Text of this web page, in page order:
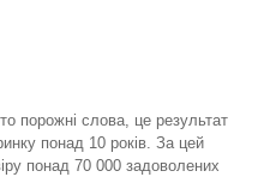
порожні слова, це результат
понад 10 років. За цей
понад 70 000 задоволених